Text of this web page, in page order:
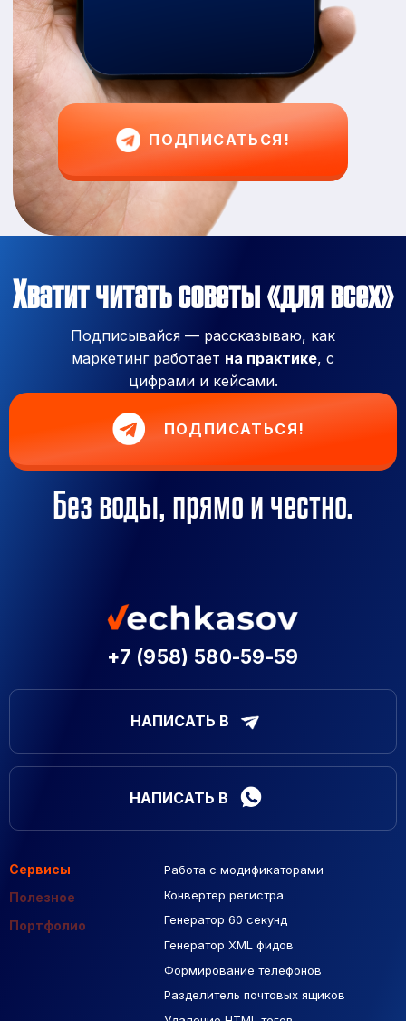
ПОДПИСАТЬСЯ!
Хватит читать советы «для всех»
Подписывайся — рассказываю, как
маркетинг работает на практике, с
цифрами и кейсами.
ПОДПИСАТЬСЯ!
Без воды, прямо и честно.
+7 (958) 580-59-59
НАПИСАТЬ В
НАПИСАТЬ В
Сервисы
Полезное
Портфолио
Работа с модификаторами
Конвертер регистра
Генератор 60 секунд
Генератор XML фидов
Формирование телефонов
Разделитель почтовых ящиков
Подборка сайтов
Макеты Figma
База Яндекс Карты
РСЯ площадки
Созданные сайты
Контекстная реклама